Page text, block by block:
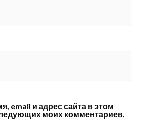
email и адрес сайта в этом
моих комментариев.